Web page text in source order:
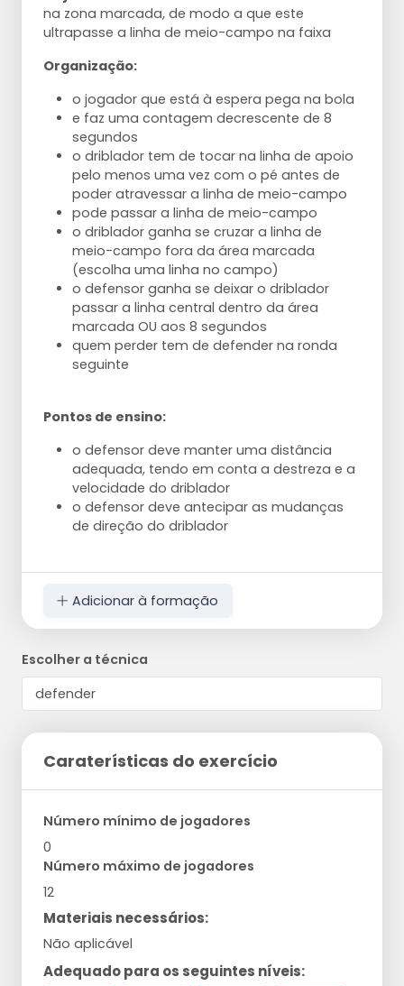
na zona marcada, de modo a que este
ultrapasse a linha de meio-campo na faixa
Organização:
o jogador que está à espera pega na bola
e faz uma contagem decrescente de 8
segundos
o driblador tem de tocar na linha de apoio
pelo menos uma vez com o pé antes de
poder atravessar a linha de meio-campo
pode passar a linha de meio-campo
o driblador ganha se cruzar a linha de
meio-campo fora da área marcada
(escolha uma linha no campo)
o defensor ganha se deixar o driblador
passar a linha central dentro da área
marcada OU aos 8 segundos
quem perder tem de defender na ronda
seguinte
Pontos de ensino:
o defensor deve manter uma distância
adequada, tendo em conta a destreza e a
velocidade do driblador
o defensor deve antecipar as mudanças
de direção do driblador
Adicionar à formação
Escolher a técnica
Caraterísticas do exercício
Número mínimo de jogadores
0
Número máximo de jogadores
12
Materiais necessários:
Não aplicável
Adequado para os seguintes níveis: